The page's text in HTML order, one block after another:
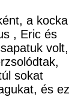
a kocka
, Eric és
volt,
sokat
és ez